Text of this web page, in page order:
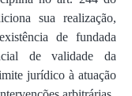
sua realização,
de fundada
de validade da
jurídico à atuação